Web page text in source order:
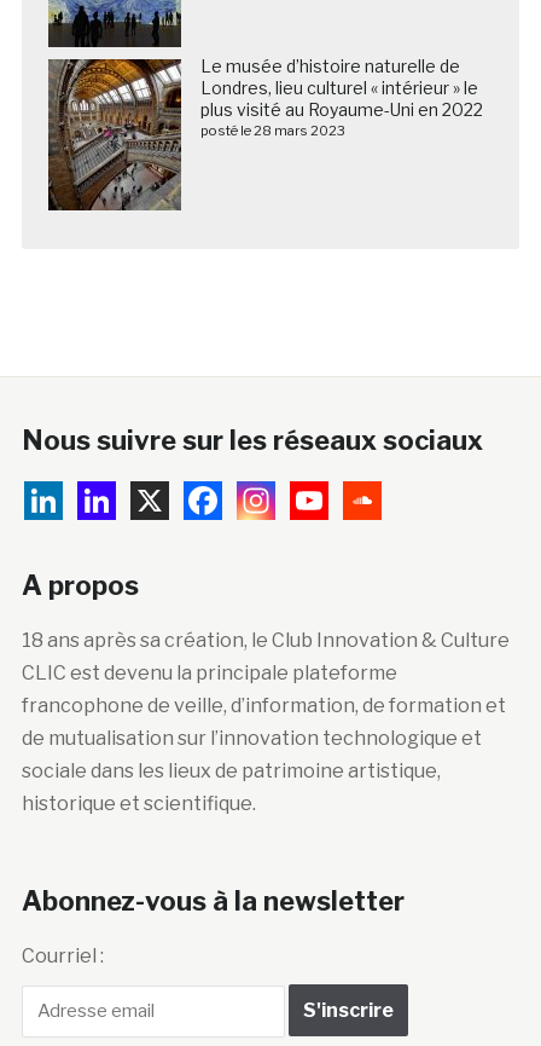
Le musée d’histoire naturelle de
Londres, lieu culturel « intérieur » le
plus visité au Royaume-Uni en 2022
posté le 28 mars 2023
Nous suivre sur les réseaux sociaux
A propos
18 ans après sa création, le Club Innovation & Culture
CLIC est devenu la principale plateforme
francophone de veille, d’information, de formation et
de mutualisation sur l’innovation technologique et
sociale dans les lieux de patrimoine artistique,
historique et scientifique.
Abonnez-vous à la newsletter
Courriel :